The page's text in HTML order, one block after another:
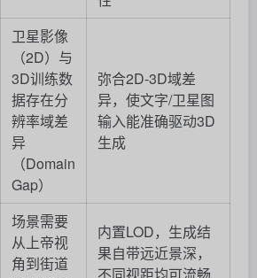
卫星影像
（2D）与
3D训练数
据存在分
辨率域差
异
（Domain
Gap）
弥合2D-3D域差
异，使文字/卫星图
输入能准确驱动3D
生成
场景需要
从上帝视
角到街道
内置LOD，生成结
果自带远近景深，